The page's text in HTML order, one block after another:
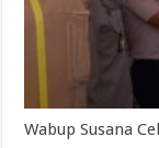
Wabup Susana